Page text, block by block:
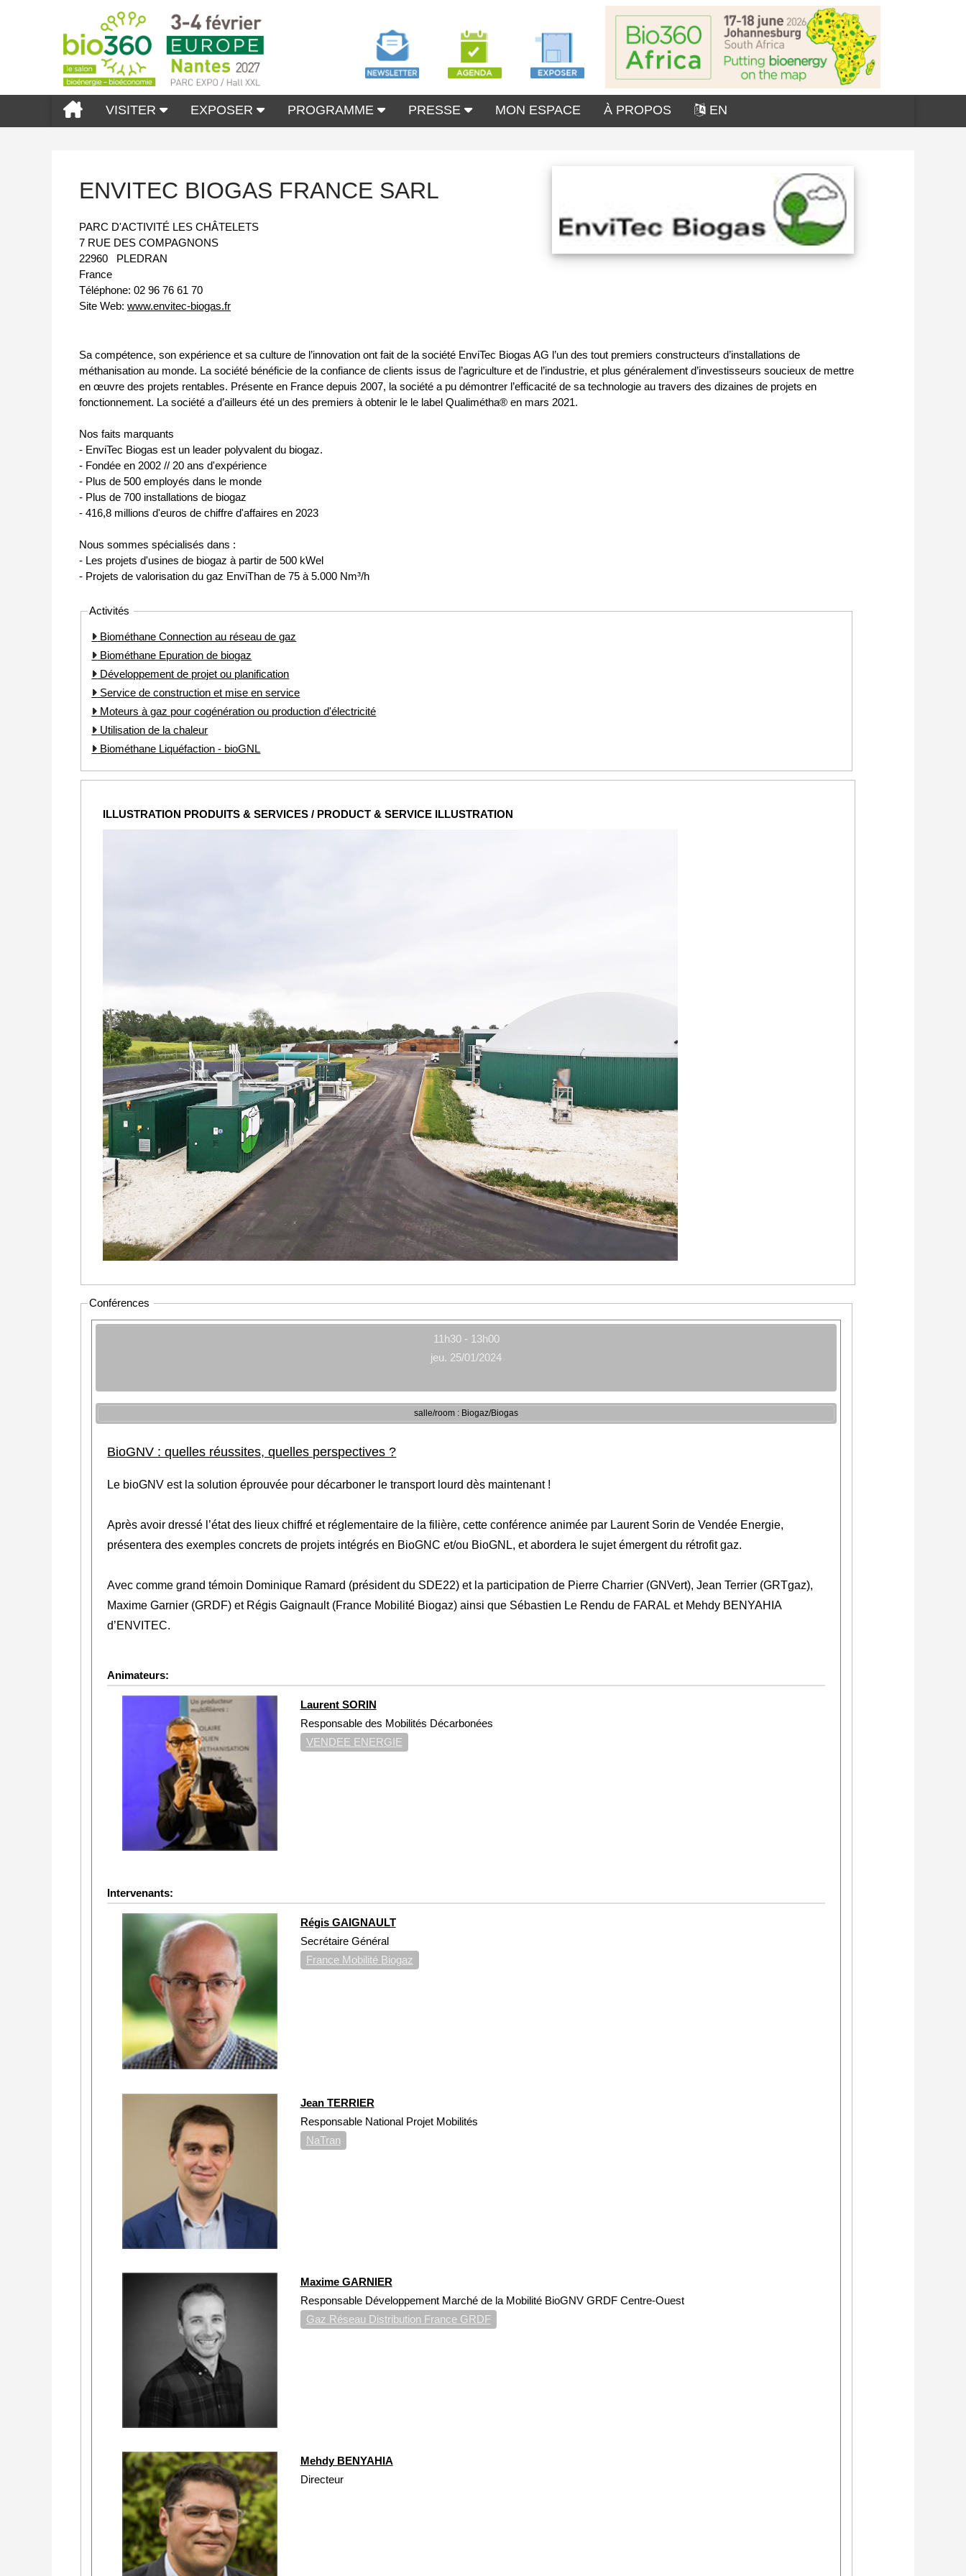
VISITER EXPOSER PROGRAMME PRESSE MON ESPACE À PROPOS EN
ENVITEC BIOGAS FRANCE SARL
PARC D'ACTIVITÉ LES CHÂTELETS
7 RUE DES COMPAGNONS
22960
PLEDRAN
France
Téléphone: 02 96 76 61 70
Site Web: www.envitec-biogas.fr
Sa compétence, son expérience et sa culture de l’innovation ont fait de la société EnviTec Biogas AG l’un des tout premiers constructeurs d’installations de
méthanisation au monde. La société bénéficie de la confiance de clients issus de l’agriculture et de l’industrie, et plus généralement d’investisseurs soucieux de mettre
en œuvre des projets rentables. Présente en France depuis 2007, la société a pu démontrer l’efficacité de sa technologie au travers des dizaines de projets en
fonctionnement. La société a d’ailleurs été un des premiers à obtenir le le label Qualimétha® en mars 2021.
Nos faits marquants
- EnviTec Biogas est un leader polyvalent du biogaz.
- Fondée en 2002 // 20 ans d'expérience
- Plus de 500 employés dans le monde
- Plus de 700 installations de biogaz
- 416,8 millions d'euros de chiffre d'affaires en 2023
Nous sommes spécialisés dans :
- Les projets d'usines de biogaz à partir de 500 kWel
- Projets de valorisation du gaz EnviThan de 75 à 5.000 Nm³/h
Activités
Biométhane Connection au réseau de gaz
Biométhane Epuration de biogaz
Développement de projet ou planification
Service de construction et mise en service
Moteurs à gaz pour cogénération ou production d'électricité
Utilisation de la chaleur
Biométhane Liquéfaction - bioGNL
ILLUSTRATION PRODUITS & SERVICES / PRODUCT & SERVICE ILLUSTRATION
Conférences
11h30 - 13h00
jeu. 25/01/2024
salle/room : Biogaz/Biogas
BioGNV : quelles réussites, quelles perspectives ?
Le bioGNV est la solution éprouvée pour décarboner le transport lourd dès maintenant !
Après avoir dressé l’état des lieux chiffré et réglementaire de la filière, cette conférence animée par Laurent Sorin de Vendée Energie,
présentera des exemples concrets de projets intégrés en BioGNC et/ou BioGNL, et abordera le sujet émergent du rétrofit gaz.
Avec comme grand témoin Dominique Ramard (président du SDE22) et la participation de Pierre Charrier (GNVert), Jean Terrier (GRTgaz),
Maxime Garnier (GRDF) et Régis Gaignault (France Mobilité Biogaz) ainsi que Sébastien Le Rendu de FARAL et Mehdy BENYAHIA
d’ENVITEC.
Animateurs:
Laurent SORIN
Responsable des Mobilités Décarbonées
VENDEE ENERGIE
Intervenants:
Régis GAIGNAULT
Secrétaire Général
France Mobilité Biogaz
Jean TERRIER
Responsable National Projet Mobilités
NaTran
Maxime GARNIER
Responsable Développement Marché de la Mobilité BioGNV GRDF Centre-Ouest
Gaz Réseau Distribution France GRDF
Mehdy BENYAHIA
Directeur